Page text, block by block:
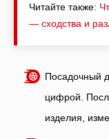
Читайте также:
— сходства и
Посадочный
цифрой.
изделия,